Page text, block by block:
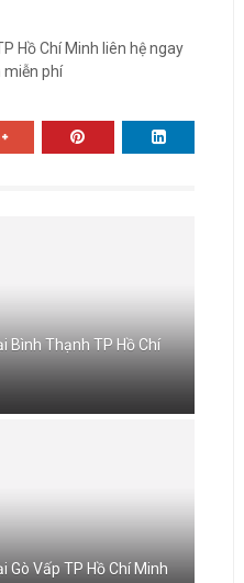
Hồ Chí Minh liên hệ ngay
miễn phí
Bình Thạnh TP Hồ Chí
Gò Vấp TP Hồ Chí Minh